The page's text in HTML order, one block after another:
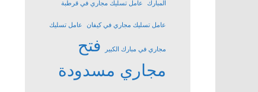
المبارك عامل تسليك مجاري في قرطبة
عامل تسليك مجاري في كيفان عامل تسليك
مجاري في مبارك الكبير
فتح
مجاري مسدودة